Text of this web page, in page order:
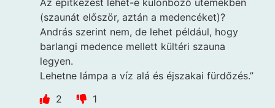
Az építkezést lehet-e különböző ütemekben
(szaunát először, aztán a medencéket)?
András szerint nem, de lehet például, hogy
barlangi medence mellett kültéri szauna
legyen.
Lehetne lámpa a víz alá és éjszakai fürdőzés.”
2
1